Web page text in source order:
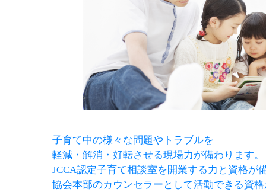
子育て中の様々な問題やトラブルを
軽減・解消・好転させる現場力が備わります。
JCCA認定子育て相談室を開業する力と資格が
協会本部のカウンセラーとして活動できる資